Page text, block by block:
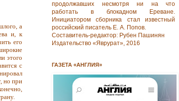
а
и, к
его
этого
с
но при
продолжавших несмотря ни на что
работать в блокадном Ереване.
Инициатором сборника стал известный
российский писатель Е. А. Попов.
Составитель-редактор: Рубен Пашинян
Издательство «Яврурат», 2016
ГАЗЕТА «АНГЛИЯ»